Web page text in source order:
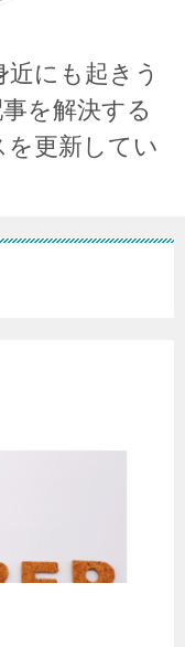
にも起きう
を解決する
更新してい